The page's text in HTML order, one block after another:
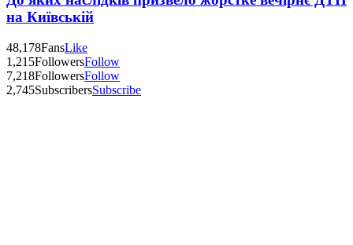
на Київській
48,178FansLike
1,215FollowersFollow
7,218FollowersFollow
2,745SubscribersSubscribe